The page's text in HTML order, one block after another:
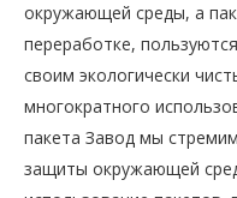
окружающей среды, а
переработке,
своим экологически
многократного
пакета Завод мы
защиты окружающей